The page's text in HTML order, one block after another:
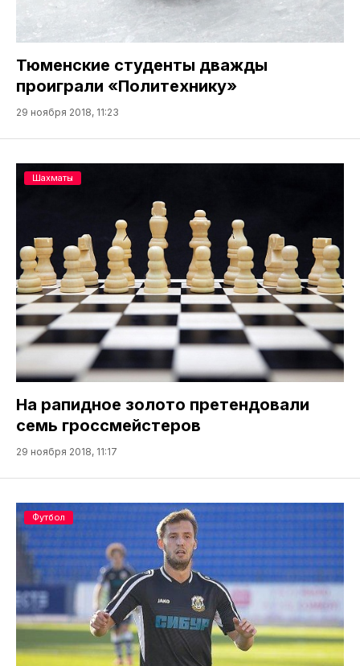
Тюменские студенты дважды
проиграли «Политехнику»
29 ноября 2018, 11:23
На рапидное золото претендовали
семь гроссмейстеров
29 ноября 2018, 11:17
Шахматы
Футбол